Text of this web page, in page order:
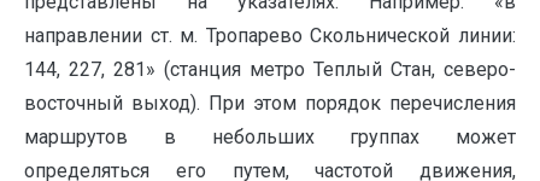
направлении ст. м. Тропарево Скольнической линии:
144, 227, 281» (станция метро Теплый Стан, северо-
восточный выход). При этом порядок перечисления
маршрутов в небольших группах может
определяться его путем, частотой движения,